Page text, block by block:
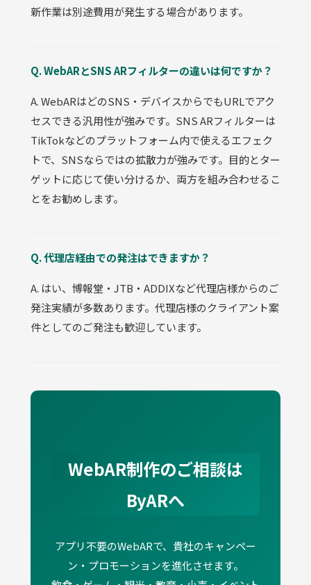
新作業は別途費用が発生する場合があります。
Q. WebARとSNS ARフィルターの違いは何ですか？
A. WebARはどのSNS・デバイスからでもURLでアク
セスできる汎用性が強みです。SNS ARフィルターは
TikTokなどのプラットフォーム内で使えるエフェク
トで、SNSならではの拡散力が強みです。目的とター
ゲットに応じて使い分けるか、両方を組み合わせるこ
とをお勧めします。
Q. 代理店経由での発注はできますか？
A. はい、博報堂・JTB・ADDIXなど代理店様からのご
発注実績が多数あります。代理店様のクライアント案
件としてのご発注も歓迎しています。
WebAR制作のご相談は
ByARへ
アプリ不要のWebARで、貴社のキャンペー
ン・プロモーションを進化させます。